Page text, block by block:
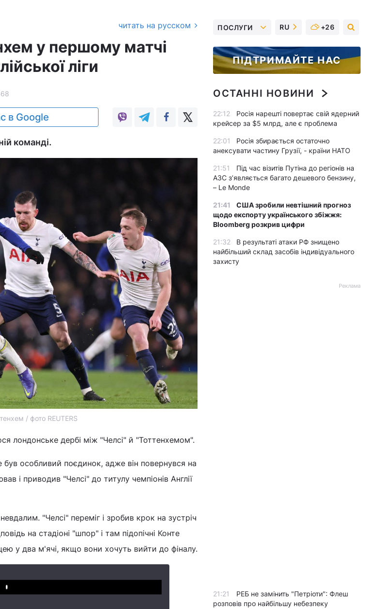
читать на русском
у першому матчі
ліги
в Google
команді.
/ фото REUTERS
лондонське дербі між "Челсі" й "Тоттенхемом".
особливий поєдинок, адже він повернувся на
і приводив "Челсі" до титулу чемпіонів Англії
"Челсі" переміг і зробив крок на зустріч
на стадіоні "шпор" і там підопічні Конте
у два м'ячі, якщо вони хочуть вийти до фіналу.
Play
ПОСЛУГИ RU +26
ПІДТРИМАЙТЕ НАС
ОСТАННІ НОВИНИ
22:12
Росія нарешті повертає свій ядерний
крейсер за $5 млрд, але є проблема
22:01
Росія збирається остаточно
анексувати частину Грузії, - країни НАТО
21:51
Під час візитів Путіна до регіонів на
АЗС з’являється багато дешевого бензину,
– Le Monde
21:41
США зробили невтішний прогноз
щодо експорту українського збіжжя:
Bloomberg розкрив цифри
21:32
В результаті атаки РФ знищено
найбільший склад засобів індивідуального
захисту
Реклама
21:21
РЕБ не замінить "Петріоти": Флеш
розповів про найбільшу небезпеку